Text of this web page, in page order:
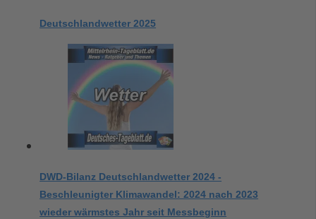
Deutschlandwetter 2025
DWD-Bilanz Deutschlandwetter 2024 -
Beschleunigter Klimawandel: 2024 nach 2023
wieder wärmstes Jahr seit Messbeginn